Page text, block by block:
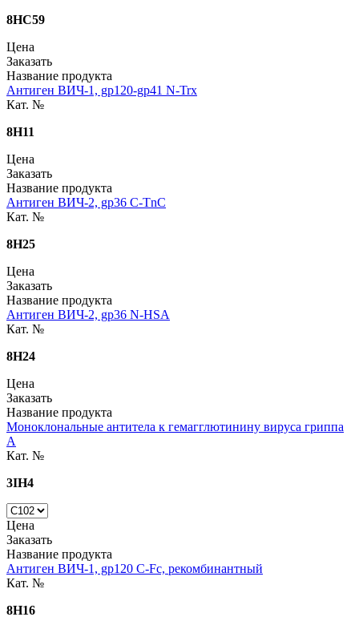
8HC59
Цена
Заказать
Название продукта
Антиген ВИЧ-1, gp120-gp41 N-Trx
Кат. №
8H11
Цена
Заказать
Название продукта
Антиген ВИЧ-2, gp36 C-TnC
Кат. №
8H25
Цена
Заказать
Название продукта
Антиген ВИЧ-2, gp36 N-HSA
Кат. №
8H24
Цена
Заказать
Название продукта
Моноклональные антитела к гемагглютинину вируса гриппа
A
Кат. №
3IH4
Цена
Заказать
Название продукта
Антиген ВИЧ-1, gp120 С-Fc, рекомбинантный
Кат. №
8H16